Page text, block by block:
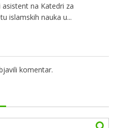
asistent na Katedri za
islamskih nauka u...
komentar.